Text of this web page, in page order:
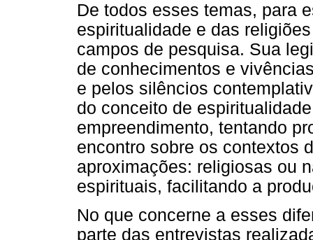
De todos esses temas, para
espiritualidade e das
campos de pesquisa. Sua
de conhecimentos e
e pelos silêncios
do conceito de
empreendimento, tentando
encontro sobre os contextos
aproximações: religiosas ou
espirituais, facilitando a
No que concerne a esses
parte das entrevistas